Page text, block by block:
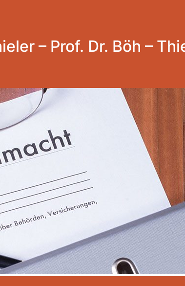
– Prof. Dr. Böh –